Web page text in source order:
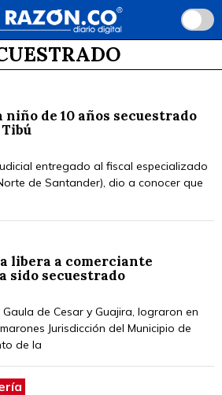
de 10 años secuestrado
entregado al fiscal especializado
de Santander), dio a conocer que
libera a comerciante
sido secuestrado
de Cesar y Guajira, lograron en
Jurisdicción del Municipio de
de la